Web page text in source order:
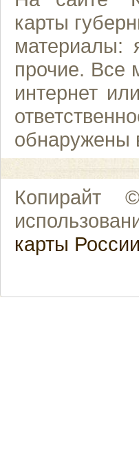
карты
материалы:
прочие. Все
интернет
обнаружены
Копирайт
карты России